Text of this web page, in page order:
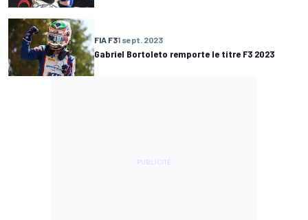
FIA F31 sept. 2023
Gabriel Bortoleto remporte le titre F3 2023